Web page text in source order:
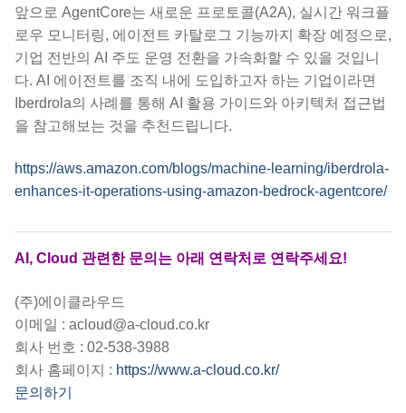
앞으로 AgentCore는 새로운 프로토콜(A2A), 실시간 워크플
로우 모니터링, 에이전트 카탈로그 기능까지 확장 예정으로,
기업 전반의 AI 주도 운영 전환을 가속화할 수 있을 것입니
다. AI 에이전트를 조직 내에 도입하고자 하는 기업이라면
Iberdrola의 사례를 통해 AI 활용 가이드와 아키텍처 접근법
을 참고해보는 것을 추천드립니다.
https://aws.amazon.com/blogs/machine-learning/iberdrola-
enhances-it-operations-using-amazon-bedrock-agentcore/
AI, Cloud 관련한 문의는 아래 연락처로 연락주세요!
(주)에이클라우드
이메일 : acloud@a-cloud.co.kr
회사 번호 : 02-538-3988
회사 홈페이지 : https://www.a-cloud.co.kr/
문의하기